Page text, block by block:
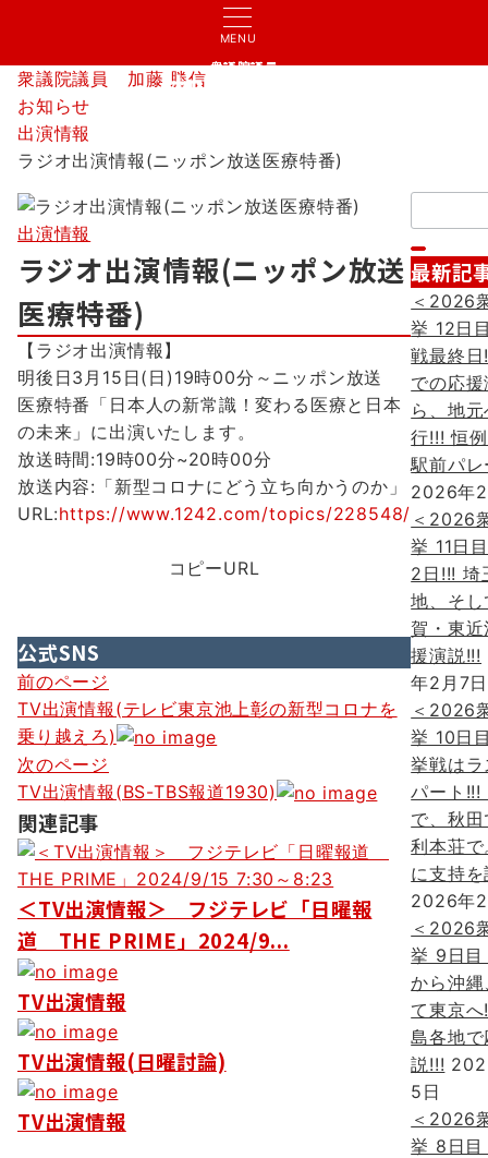
MENU
衆議院議員
加藤 勝信
衆議院議員 加藤 勝信
お知らせ
出演情報
ラジオ出演情報(ニッポン放送医療特番)
出演情報
ラジオ出演情報(ニッポン放送
医療特番)
【ラジオ出演情報】
明後日3月15日(日)19時00分～ニッポン放送
医療特番「日本人の新常識！変わる医療と日本
の未来」に出演いたします。
放送時間:19時00分~20時00分
放送内容:「新型コロナにどう立ち向かうのか」
URL:https://www.1242.com/topics/228548/
コピーURL
公式SNS
投
稿
ナ
ビ
ゲ
ー
シ
ョ
ン
前のページ
TV出演情報(テレビ東京池上彰の新型コロナを
乗り越えろ)
次のページ
TV出演情報(BS-TBS報道1930)
関連記事
＜TV出演情報＞ フジテレビ「日曜報
道 THE PRIME」2024/9...
TV出演情報
TV出演情報(日曜討論)
TV出演情報
索：
最新記
＜2026
挙 12日
戦最終
での応
ら、地
行!!! 恒
駅前パ
2026年
＜2026
挙 11日
2日!!! 埼
地、そ
賀・東
援演説!!!
年2月7日
＜2026
挙 10日
挙戦は
パート!!!
で、秋
利本荘
に支持
2026年
＜2026
挙 9日
から沖
て東京
島各地
説!!!
5日
＜2026
挙 8日